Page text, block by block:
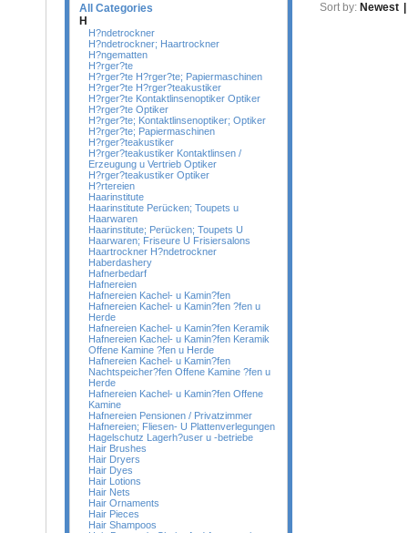
All Categories
H
H?ndetrockner
H?ndetrockner; Haartrockner
H?ngematten
H?rger?te
H?rger?te H?rger?te; Papiermaschinen
H?rger?te H?rger?teakustiker
H?rger?te Kontaktlinsenoptiker Optiker
H?rger?te Optiker
H?rger?te; Kontaktlinsenoptiker; Optiker
H?rger?te; Papiermaschinen
H?rger?teakustiker
H?rger?teakustiker Kontaktlinsen /
Erzeugung u Vertrieb Optiker
H?rger?teakustiker Optiker
H?rtereien
Haarinstitute
Haarinstitute Perücken; Toupets u
Haarwaren
Haarinstitute; Perücken; Toupets U
Haarwaren; Friseure U Frisiersalons
Haartrockner H?ndetrockner
Haberdashery
Hafnerbedarf
Hafnereien
Hafnereien Kachel- u Kamin?fen
Hafnereien Kachel- u Kamin?fen ?fen u
Herde
Hafnereien Kachel- u Kamin?fen Keramik
Hafnereien Kachel- u Kamin?fen Keramik
Offene Kamine ?fen u Herde
Hafnereien Kachel- u Kamin?fen
Nachtspeicher?fen Offene Kamine ?fen u
Herde
Hafnereien Kachel- u Kamin?fen Offene
Kamine
Hafnereien Pensionen / Privatzimmer
Hafnereien; Fliesen- U Plattenverlegungen
Hagelschutz Lagerh?user u -betriebe
Hair Brushes
Hair Dryers
Hair Dyes
Hair Lotions
Hair Nets
Hair Ornaments
Hair Pieces
Hair Shampoos
Sort by: Newest